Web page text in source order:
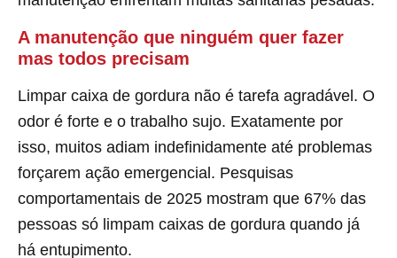
A manutenção que ninguém quer fazer
mas todos precisam
Limpar caixa de gordura não é tarefa agradável. O
odor é forte e o trabalho sujo. Exatamente por
isso, muitos adiam indefinidamente até problemas
forçarem ação emergencial. Pesquisas
comportamentais de 2025 mostram que 67% das
pessoas só limpam caixas de gordura quando já
há entupimento.